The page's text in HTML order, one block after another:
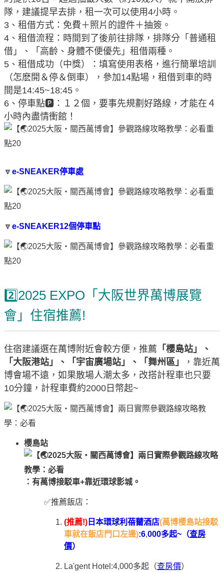
隊，建議提早去排，租一次可以使用4小時。
3、租借方式：免費＋照片的證件＋抽簽。
4、租借流程：時間到了後前往排隊，排隊分「普通租
借」、「高齡、身體不便優先」租借兩種。
5、租借成功（中獎）：填寫使用表格，進行簡單培訓
（怎麽開＆停＆倒車），參加14點場，租借到車的時
間是14:45~18:45。
6、停車點🅿️：１２個，要事先規劃好路線，才能在４
小時內盡情衝館！
🔽 e-SNEAKER停車處
🔽 e-SNEAKER12個停車點
2️⃣2025 EXPO「大阪世界萬博展覽
會」住宿推薦!
住宿建議選在萬博附近會較方便，推薦 「櫻島站」、
「大阪港站」、「宇宙廣場站」、「舞州區」
，靠近萬
博會場不遠，如果散場人潮太多，改搭計程車也只要
10分鐘，計程車費約2000日幣起~
櫻島站
：有萬博接駁車+靠近環球影城。
✅推薦飯店：
(推薦!) 日本環球利蓓薾酒店(萬博櫻島站接駁
車就在飯店門口左邊):6,000多起~（查房
價）
La'gent Hotel:4,000多起（查房價）